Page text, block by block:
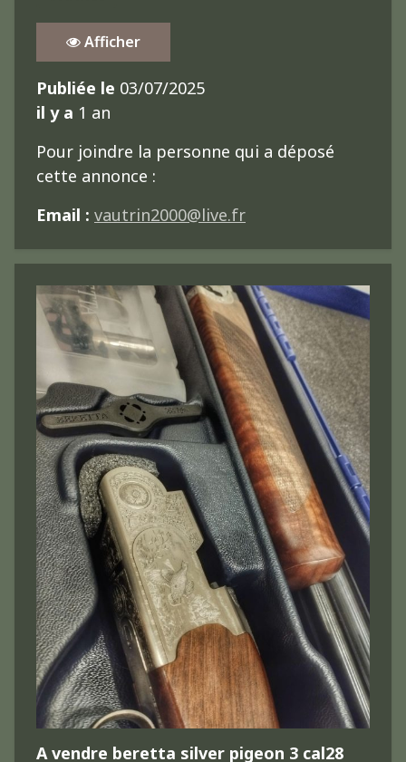
Afficher
Publiée le 03/07/2025
il y a 1 an
Pour joindre la personne qui a déposé
cette annonce :
Email : vautrin2000@live.fr
A vendre beretta silver pigeon 3 cal28